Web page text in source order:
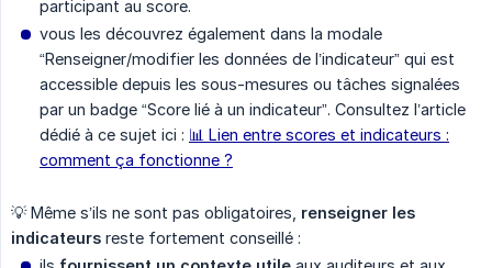
participant au score.
vous les découvrez également dans la modale
“Renseigner/modifier les données de l’indicateur” qui est
accessible depuis les sous-mesures ou tâches signalées
par un badge “Score lié à un indicateur”. Consultez l’article
dédié à ce sujet ici : 📊 Lien entre scores et indicateurs :
comment ça fonctionne ?
💡 Même s’ils ne sont pas obligatoires, renseigner les
indicateurs reste fortement conseillé :